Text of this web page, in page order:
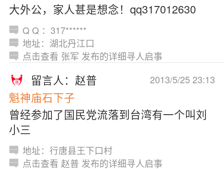
大外公，家人甚是想念！qq317012630
Q Q ：317******
地址：湖北丹江口
点击查看 张军 发布的详细寻人启事
2013/5/25 23:13
留言人：赵普
魁神庙石下子
曾经参加了国民党流落到台湾有一个叫刘
小三
地址：行唐县王下口村
点击查看 赵普 发布的详细寻人启事